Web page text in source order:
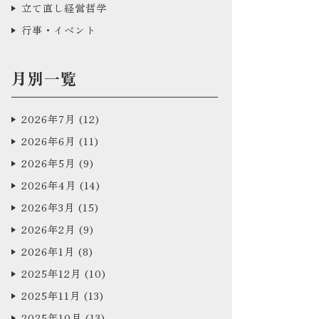
立て直し経営哲学
行事・イベント
月別一覧
2026年7月 (12)
2026年6月 (11)
2026年5月 (9)
2026年4月 (14)
2026年3月 (15)
2026年2月 (9)
2026年1月 (8)
2025年12月 (10)
2025年11月 (13)